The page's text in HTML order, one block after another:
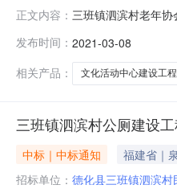
正文内容： 三班镇泗滨村老年
人福建省娇龙建设
3685760元
发布时间： 2021-03-08
相关产品：
文化活动中心建设工程
三班镇泗滨村公厕建设
中标｜中标通知
福建省｜
招标单位： 德化县三班镇泗滨村